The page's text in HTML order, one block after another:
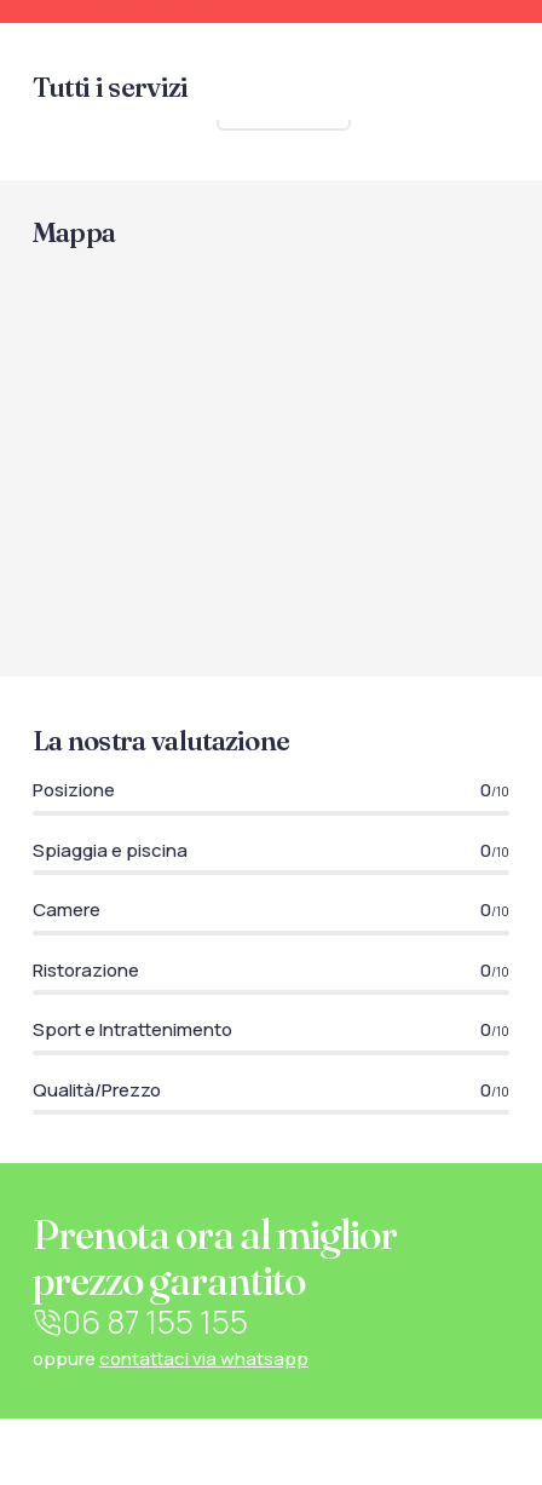
Tutti i servizi
Mappa
La nostra valutazione
Posizione 0/10
Spiaggia e piscina 0/10
Camere 0/10
Ristorazione 0/10
Sport e Intrattenimento 0/10
Qualità/Prezzo 0/10
Prenota ora al miglior
prezzo garantito
06 87 155 155
oppurecontattaci via whatsapp